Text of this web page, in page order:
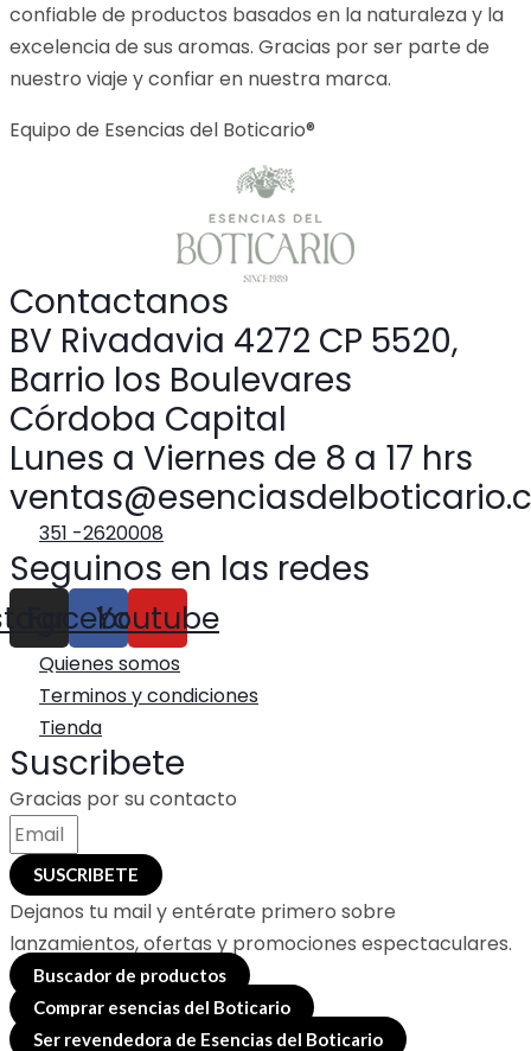
confiable de productos basados en la naturaleza y la
excelencia de sus aromas. Gracias por ser parte de
nuestro viaje y confiar en nuestra marca.
Equipo de Esencias del Boticario®
Contactanos
BV Rivadavia 4272 CP 5520,
Barrio los Boulevares
Córdoba Capital
Lunes a Viernes de 8 a 17 hrs
351 -2620008
Seguinos en las redes
Facebook
Youtube
Quienes somos
Terminos y condiciones
Tienda
Suscribete
Gracias por su contacto
SUSCRIBETE
Dejanos tu mail y entérate primero sobre
lanzamientos, ofertas y promociones espectaculares.
Buscador de productos
Comprar esencias del Boticario
Ser revendedora de Esencias del Boticario